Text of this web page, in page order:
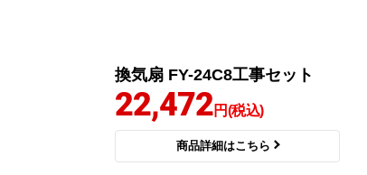
換気扇 FY-24C8工事セット
22,472円(税込)
商品詳細はこちら